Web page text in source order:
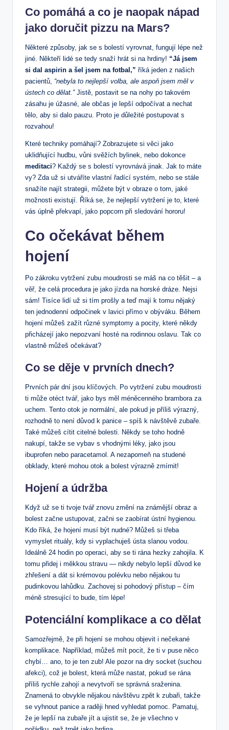
Co pomáhá a co je⁣ naopak nápad
jako doručit pizzu na Mars?
Některé způsoby, jak se s bolestí vyrovnat, fungují lépe než
jiné. Někteří lidé se tedy snaží⁤ hrát​ si na ⁣hrdiny! “Já jsem
si dal aspirin a šel jsem na fotbal,” říká jeden z našich
pacientů, “nebyla to nejlepší volba,‌ ale aspoň‍ jsem měl‌ v
ústech co ⁣dělat.”Jistě, postavit se na nohy po takovém
zásahu je úžasné, ale občas je lepší odpočívat a ⁣nechat
tělo, aby si ⁢dalo pauzu. Proto je důležité postupovat s
rozvahou!
Které techniky pomáhají? Zobrazujete si věci jako
uklidňující hudbu, vůni svěžích‌ bylinek, nebo dokonce
meditaci? Každý se s bolestí ​vyrovnává jinak. Jak to máte
vy? Zda už si utváříte vlastní řadící systém, nebo⁣ se ⁢stále
snažíte najít strategii, můžete být v obraze o tom, jaké
⁤možnosti existují. Říká se, že nejlepší vytržení je to, které
vás úplně překvapí, jako popcorn při sledování⁤ hororu!
Co očekávat během
hojení
Po zákroku vytržení zubu moudrosti se máš na co těšit – ⁤a
věř, ⁣že celá procedura je jako jízda na horské dráze. Nejsi
sám! Tisíce lidí už si tím​ prošly a teď mají k tomu nějaký
ten jednodenní odpočinek v lavici přímo v obýváku. Během
hojení ‍můžeš zažít různé symptomy ⁤a pocity, které někdy
přicházejí jako nepozvaní hosté na rodinnou oslavu. Tak co
vlastně můžeš očekávat?
Co‌ se děje v prvních dnech?
Prvních pár dní jsou klíčových. Po vytržení zubu moudrosti
ti může otéct tvář, jako bys měl méněcenného brambora za
uchem. Tento otok je normální, ale pokud je příliš výrazný,
rozhodně to​ není důvod k‌ panice ​– spíš k návštěvě zubaře.
Také můžeš cítit citelné bolesti. Někdy se toho hodně
nakupí, takže se vybav s vhodnými léky, jako jsou
ibuprofen nebo‌ paracetamol. A ⁣nezapomeň na studené
obklady, které mohou otok a bolest výrazně zmírnit!
Hojení a údržba
Když už se⁣ ti tvoje‍ tvář znovu změní na ⁢známější obraz a
bolest začne ustupovat, začni se zaobírat ústní hygienou.
Kdo říká, že hojení⁢ musí být nudné? Můžeš si třeba
vymyslet rituály,​ kdy si vyplachuješ ústa slanou vodou.
Ideálně 24 hodin po operaci, aby se ti rána hezky zahojila. K
​tomu přidej i měkkou stravu — nikdy nebylo lepší důvod ke
zhřešení⁣ a ⁢dát si krémovou polévku nebo nějakou tu
pudinkovou lahůdku. Zachovej si‍ pohodový přístup – čím
méně stresující to bude, tím lépe!
Potenciální komplikace a co dělat
Samozřejmě,‍ že při hojení‌ se ⁣mohou objevit i nečekané
komplikace.‍ Například, můžeš mít pocit,⁢ že ⁣ti v puse něco
chybí… ano, to je ten zub! Ale pozor na dry socket (suchou
afekci),⁤ což je bolest, která může nastat, ​pokud se rána
příliš rychle zahojí a nevytvoří se správná sraženina.
Znamená to obvykle nějakou návštěvu⁢ zpět k zubaři, takže
se vyhnout panice a raději⁢ hned​ vyhledat pomoc. Pamatuj,
že je lepší‍ na zubaře jít a‍ ujistit se, ⁤že je všechno v